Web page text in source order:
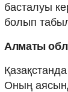
басталуы
болып
Алматы
Оның